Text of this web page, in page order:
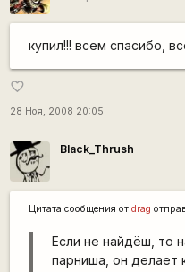
купил!!! всем спасибо,
favorite_border
28 Ноя, 2008 20:05
Black_Thrush
Цитата сообщения от drag
Если не найдёш, то
парниша, он делает